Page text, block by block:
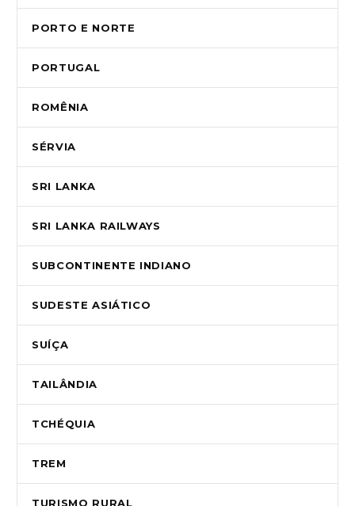
PORTO E NORTE
PORTUGAL
ROMÊNIA
SÉRVIA
SRI LANKA
SRI LANKA RAILWAYS
SUBCONTINENTE INDIANO
SUDESTE ASIÁTICO
SUÍÇA
TAILÂNDIA
TCHÉQUIA
TREM
TURISMO RURAL